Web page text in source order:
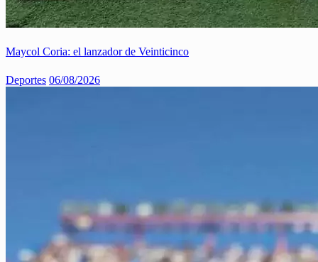
Maycol Coria: el lanzador de Veinticinco
Deportes 06/08/2026